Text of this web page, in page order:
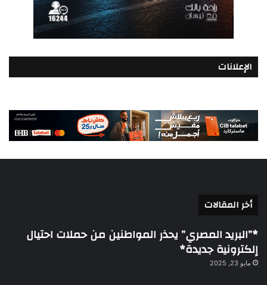
الإعلانات
أخر المقالات
*”البريد المصري” يحذر المواطنين من حملات احتيال
إلكترونية جديدة*
مايو 23, 2025